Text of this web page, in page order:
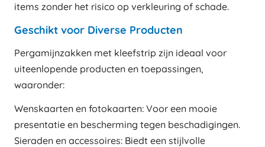
items zonder het risico op verkleuring of schade.
Geschikt voor Diverse Producten
Pergamijnzakken met kleefstrip zijn ideaal voor
uiteenlopende producten en toepassingen,
waaronder:
Wenskaarten en fotokaarten: Voor een mooie
presentatie en bescherming tegen beschadigingen.
Sieraden en accessoires: Biedt een stijlvolle